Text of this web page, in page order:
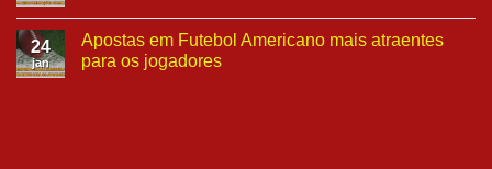
24
jan
Apostas em Futebol Americano mais atraentes
para os jogadores